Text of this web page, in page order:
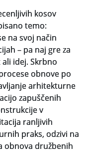
kosov
temo:
na svoj način
– pa naj gre za
idej. Skrbno
obnove po
arhitekturne
zapuščenih
v
ranljivih
praks, odzivi na
obnova družbenih